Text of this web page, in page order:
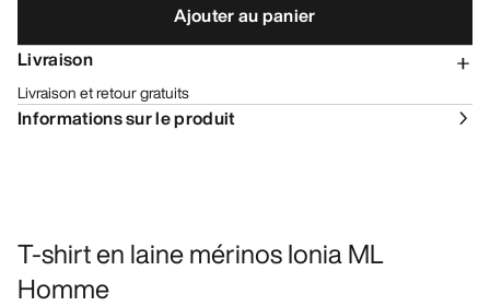
Ajouter au panier
Livraison
Livraison et retour gratuits
Informations sur le produit
T-shirt en laine mérinos Ionia ML
Homme